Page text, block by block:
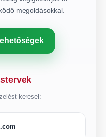
megoldásokkal.
keresel: